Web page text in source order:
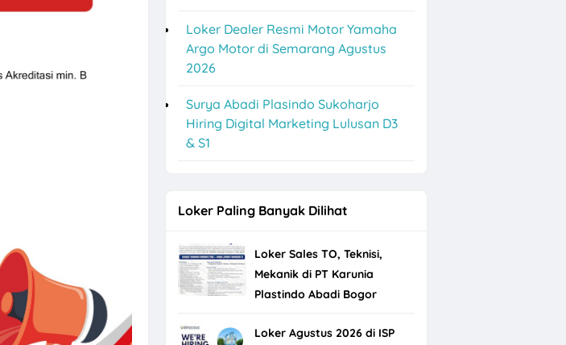
Semarang Agustus 2026
Lulusan D3 & S1
Cakrawala Pratama Manunggal untuk 3 Posisi
Grosir Nonongan, Solo
Loker Dealer Resmi Motor Yamaha
Argo Motor di Semarang Agustus
2026
Surya Abadi Plasindo Sukoharjo
Hiring Digital Marketing Lulusan D3
& S1
Loker Paling Banyak Dilihat
Loker Sales TO, Teknisi,
Mekanik di PT Karunia
Plastindo Abadi Bogor
Loker Agustus 2026 di ISP